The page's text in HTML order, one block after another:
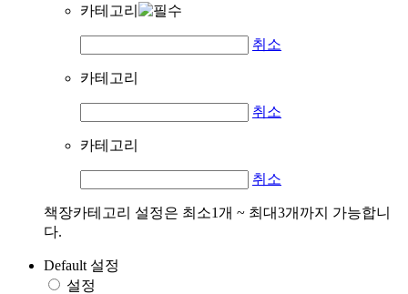
카테고리
취소
카테고리
취소
카테고리
취소
책장카테고리 설정은 최소1개 ~ 최대3개까지 가능합니
다.
Default 설정
설정